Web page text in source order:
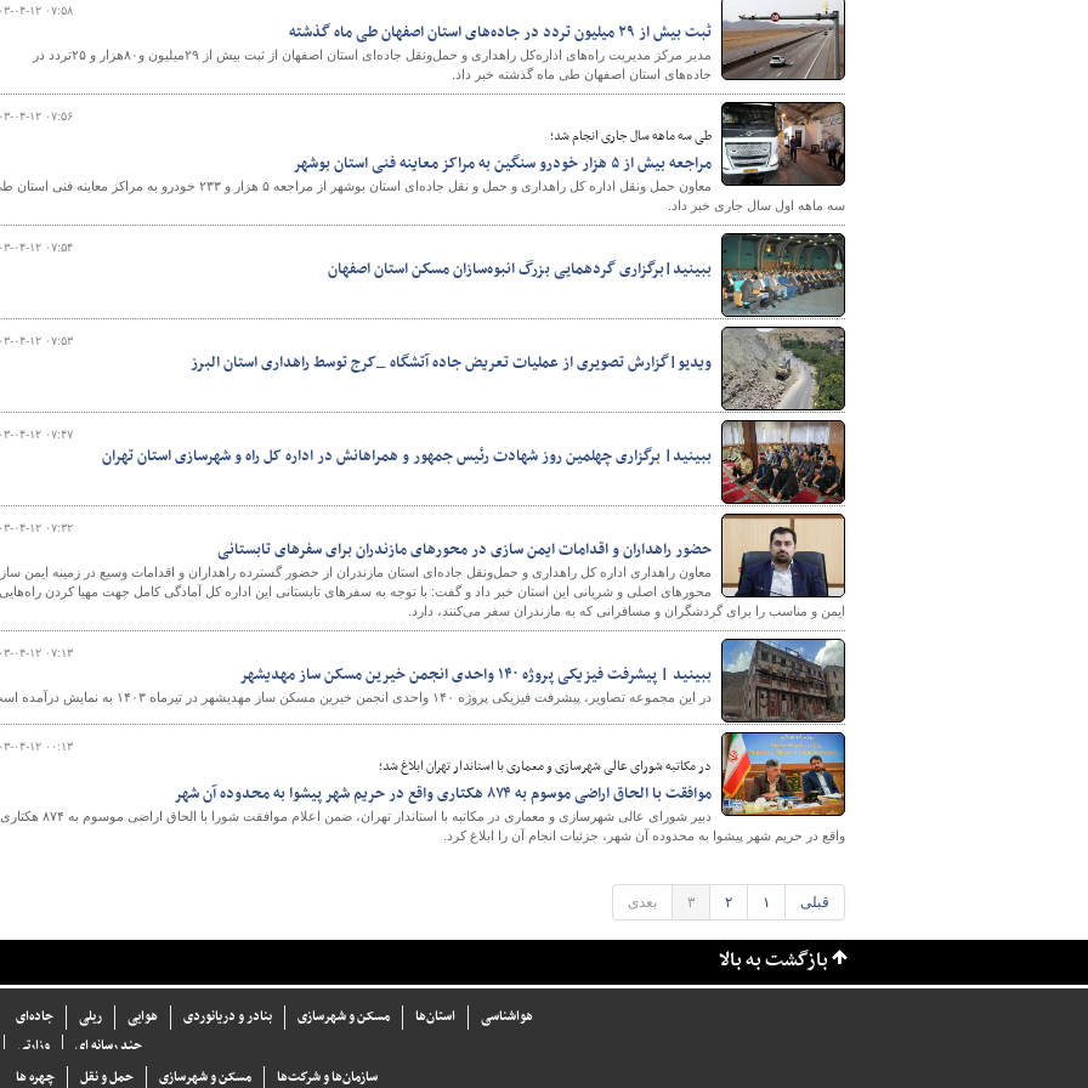
۱۴۰۳-۰۴-۱۲
ثبت بیش از ۲۹ میلیون تردد در جاده‌های استان اصفهان طی ماه گذشته
مدیر مرکز مدیریت راه‌های اداره‌کل راهداری و حمل‌ونقل جاده‌ای استان اصفهان از ثبت بیش از ۲۹میلیون و۸۰هزار و ۲۵تردد در
جاده‌های استان اصفهان طی ماه گذشته خبر داد.
۱۴۰۳-۰۴-۱۲
طی سه ماهه سال جاری انجام شد؛
مراجعه بیش از ۵ هزار خودرو سنگین به مراکز معاینه فنی استان بوشهر
معاون حمل ونقل اداره کل راهداری و حمل و نقل جاده‌ای استان بوشهر از مراجعه ۵ هزار و ۲۳۳ خودرو به مراکز معاینه فنی
سه ماهه اول سال جاری خبر داد.
۱۴۰۳-۰۴-۱۲
ببینید|برگزاری گردهمایی بزرگ انبوه‌سازان مسکن استان اصفهان
۱۴۰۳-۰۴-۱۲
ویدیو|گزارش تصویری از عملیات تعریض جاده آتشگاه _کرج توسط راهداری استان البرز
۱۴۰۳-۰۴-۱۲
ببینید| برگزاری چهلمین روز شهادت رئیس جمهور و همراهانش در اداره کل راه و شهرسازی استان تهران
۱۴۰۳-۰۴-۱۲
حضور راهداران و اقدامات ایمن سازی در محورهای مازندران برای سفرهای تابستانی
معاون راهداری اداره کل راهداری و حمل‌ونقل جاده‌ای استان مازندران از حضور گسترده راهداران و اقدامات وسیع در زمینه ایمن
محورهای اصلی و شریانی این استان خبر داد و گفت: با توجه به سفرهای تابستانی این اداره کل آمادگی کامل جهت مهیا کردن راه‌هایی
ایمن و مناسب را برای گردشگران و مسافرانی که به مازندران سفر می‌کنند، دارد.
۱۴۰۳-۰۴-۱۲
ببینید | پیشرفت فیزیکی پروژه ۱۴۰ واحدی انجمن خیرین مسکن ساز مهدیشهر
در این مجموعه تصاویر، پیشرفت فیزیکی پروژه ۱۴۰ واحدی انجمن خیرین مسکن ساز مهدیشهر در تیرماه ۱۴۰۳ به نمایش درآمده است.
۱۴۰۳-۰۴-۱۲
در مکاتبه شورای عالی شهرسازی و معماری با استاندار تهران ابلاغ شد؛
موافقت با الحاق اراضی موسوم به ۸۷۴ هکتاری واقع در حریم شهر پیشوا به محدوده آن شهر
دبیر شورای عالی شهرسازی و معماری در مکاتبه با استاندار تهران، ضمن اعلام موافقت شورا با الحاق اراضی موسوم به ۸۷۴ هکتاری
واقع در حریم شهر پیشوا به محدوده آن شهر، جزئیات انجام آن را ابلاغ کرد.
قبلی ۱ ۲ ۳ بعدی
بازگشت به بالا
جاده‌ای ریلی هوایی بنادر و دریانوردی مسکن و شهرسازی استان‌ها
هواشناسی
وزارتی
چند رسانه ای
چهره ها حمل و نقل مسکن و شهرسازی سازما‌ن‌ها و شركت‌ها